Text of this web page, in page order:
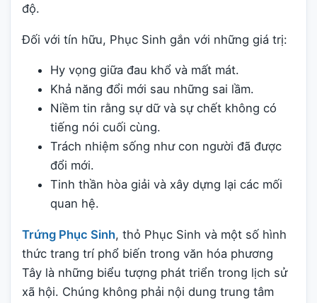
độ.
Đối với tín hữu, Phục Sinh gắn với những giá trị:
Hy vọng giữa đau khổ và mất mát.
Khả năng đổi mới sau những sai lầm.
Niềm tin rằng sự dữ và sự chết không có
tiếng nói cuối cùng.
Trách nhiệm sống như con người đã được
đổi mới.
Tinh thần hòa giải và xây dựng lại các mối
quan hệ.
Trứng Phục Sinh, thỏ Phục Sinh và một số hình
thức trang trí phổ biến trong văn hóa phương
Tây là những biểu tượng phát triển trong lịch sử
xã hội. Chúng không phải nội dung trung tâm